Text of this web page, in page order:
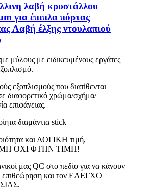
λαβή κρυστάλλου
για έπιπλα πόρτας
Λαβή έλξης ντουλαπιού
μύλους με ειδικευμένους εργάτες
εξοπλισμούς που διατίθενται
διαφορετικό χρώμα/σχήμα/
επιφάνειας.
διαμάντια stick
και ΛΟΓΙΚΗ τιμή,
ΟΧΙ ΦΤΗΝ ΤΙΜΗ!
μας QC στο πεδίο για να κάνουν
επιθεώρηση και τον ΕΛΕΓΧΟ